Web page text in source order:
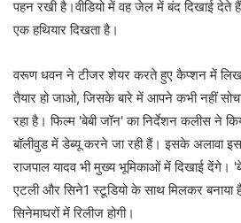
पहन रखी है।वीडियो में वह जेल में बंद दिखाई
एक हथियार दिखता है।
वरूण धवन ने टीजर शेयर करते हुए कैप्शन में
तैयार हो जाओ, जिसके बारे में आपने कभी नहीं
रहा है। फिल्म 'बेबी जॉन' का निर्देशन कलीस ने
बॉलीवुड में डेब्यू करने जा रही हैं। इसके अलावा इस
राजपाल यादव भी मुख्य भूमिकाओं में दिखाई देंगे।
एटली और सिने1 स्टूडियो के साथ मिलकर बनाया
सिनेमाघरों में रिलीज होगी।